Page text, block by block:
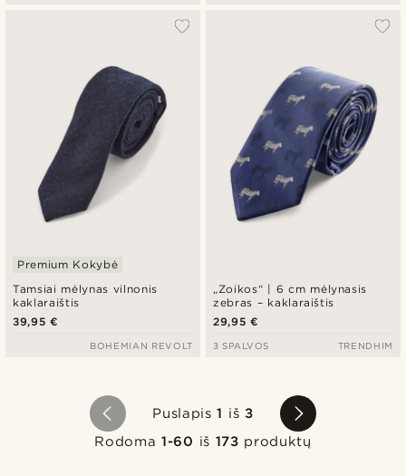
Tamsiai mėlynas vilnonis
kaklaraištis
Premium Kokybė
39,95 €
BOHEMIAN REVOLT
„Zoikos“ | 6 cm mėlynasis
zebras – kaklaraištis
29,95 €
3 SPALVOS TRENDHIM
Puslapis1 iš3
Rodoma1-60 iš 173 produktų